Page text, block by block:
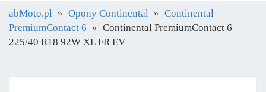
abMoto.pl Opony Continental
Continental
PremiumContact 6
Continental PremiumContact 6
225/40 R18 92W XL FR EV